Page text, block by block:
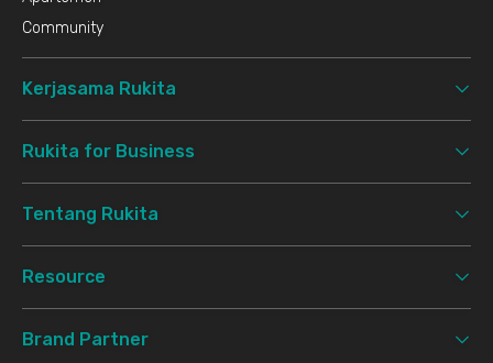
Community
Kerjasama Rukita
Rukita for Business
Tentang Rukita
Resource
Brand Partner